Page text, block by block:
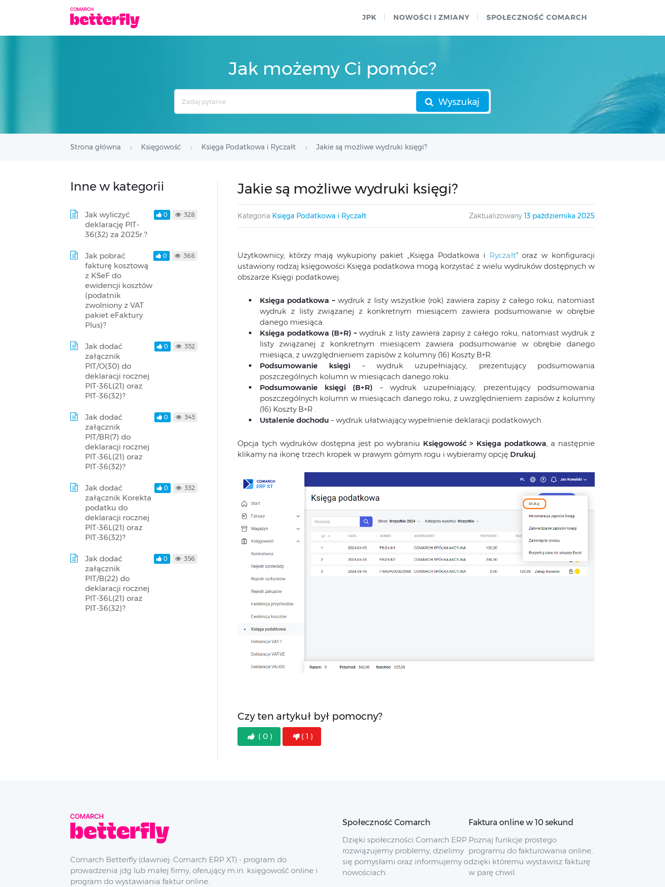
JPK NOWOŚCI I ZMIANY SPOŁECZNOŚĆ COMARCH
Jak możemy Ci pomóc?
Wyszukaj
Strona główna Księgowość Księga Podatkowa i Ryczałt Jakie są możliwe wydruki księgi?
Jakie są możliwe wydruki księgi?
Kategoria Księga Podatkowa i Ryczałt Zaktualizowany 13 października 2025
Użytkownicy, którzy mają wykupiony pakiet „Księga Podatkowa i Ryczałt” oraz w konfiguracji
ustawiony rodzaj księgowości Księga podatkowa mogą korzystać z wielu wydruków dostępnych w
obszarze Księgi podatkowej:
Księga podatkowa – wydruk z listy wszystkie (rok) zawiera zapisy z całego roku, natomiast
wydruk z listy związanej z konkretnym miesiącem zawiera podsumowanie w obrębie
danego miesiąca.
Księga podatkowa (B+R) –wydruk z listy zawiera zapisy z całego roku, natomiast wydruk z
listy związanej z konkretnym miesiącem zawiera podsumowanie w obrębie danego
miesiąca, z uwzględnieniem zapisów z kolumny (16) Koszty B+R.
Podsumowanie księgi – wydruk uzupełniający, prezentujący podsumowania
poszczególnych kolumn w miesiącach danego roku.
Podsumowanie księgi (B+R) – wydruk uzupełniający, prezentujący podsumowania
poszczególnych kolumn w miesiącach danego roku, z uwzględnieniem zapisów z kolumny
(16) Koszty B+R .
Ustalenie dochodu – wydruk ułatwiający wypełnienie deklaracji podatkowych.
Opcja tych wydruków dostępna jest po wybraniu Księgowość > Księga podatkowa, a następnie
klikamy na ikonę trzech kropek w prawym górnym rogu i wybieramy opcję Drukuj.
Czy ten artykuł był pomocny?
( 0 ) ( 1 )
Inne w kategorii
Jak wyliczyć
deklarację PIT-
36(32) za 2025r.?
0 328
Jak pobrać
fakturę kosztową
z KSeF do
ewidencji kosztów
(podatnik
zwolniony z VAT
pakiet eFaktury
Plus)?
0 368
Jak dodać
załącznik
PIT/O(30) do
deklaracji rocznej
PIT-36L(21) oraz
PIT-36(32)?
0 352
Jak dodać
załącznik
PIT/BR(7) do
deklaracji rocznej
PIT-36L(21) oraz
PIT-36(32)?
0 343
Jak dodać
załącznik Korekta
podatku do
deklaracji rocznej
PIT-36L(21) oraz
PIT-36(32)?
0 332
Jak dodać
załącznik
PIT/B(22) do
deklaracji rocznej
PIT-36L(21) oraz
PIT-36(32)?
0 356
Comarch Betterfly (dawniej: Comarch ERP XT) - program do
prowadzenia jdg lub małej firmy, oferujący m.in. księgowość online i
program do wystawiania faktur online.
Społeczność Comarch
Dzięki społeczności Comarch ERP
rozwiązujemy problemy, dzielimy
się pomysłami oraz informujemy o
nowościach.
Faktura online w 10 sekund
Poznaj funkcje prostego
programu do fakturowania online,
dzięki któremu wystawisz fakturę
w parę chwil.